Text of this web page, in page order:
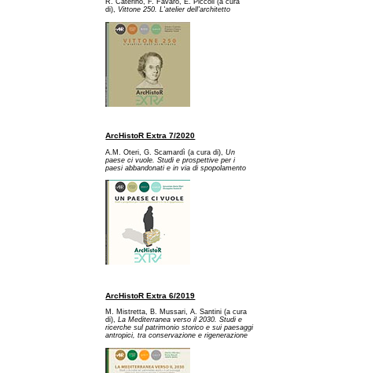
R. Caterino, F. Favaro, E. Piccoli (a cura
di),Vittone 250. L'atelier dell'architetto
ArcHistoR Extra 7/2020
A.M. Oteri, G. Scamardì (a cura di),Un
paese ci vuole. Studi e prospettive per i
paesi abbandonati e in via di spopolamento
ArcHistoR Extra 6/2019
M. Mistretta, B. Mussari, A. Santini (a cura
di),La Mediterranea verso il 2030. Studi e
ricerche sul patrimonio storico e sui paesaggi
antropici, tra conservazione e rigenerazione